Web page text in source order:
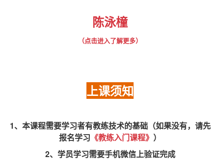
陈泳橦
（点击进入了解更多）
上课须知
1、本课程需要学习者有教练技术的基础（如果没有，请先
报名学习 《教练入门课程》 ）
2、学员学习需要手机微信上验证完成